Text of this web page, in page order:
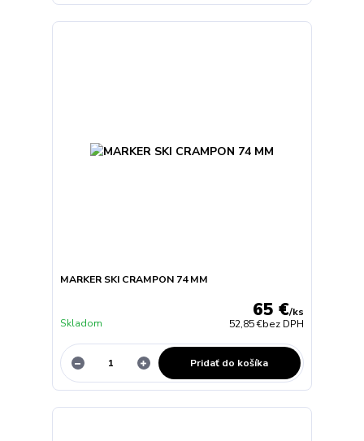
MARKER SKI CRAMPON 74 MM
65 €/ks
52,85 €bez DPH
Skladom
Pridať do košíka